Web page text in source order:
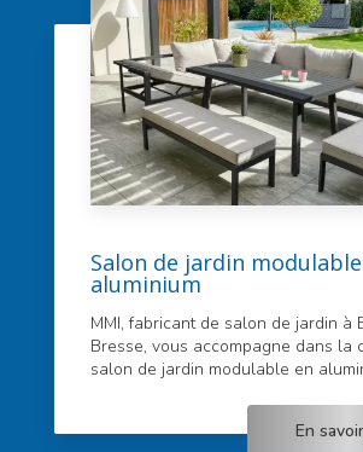
Salon de jardin
aluminium
MMI, fabricant de salon de jardin à
Bresse, vous accompagne dans la
salon de jardin modulable en
En